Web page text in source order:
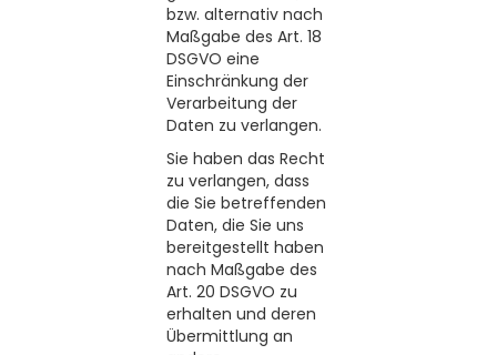
bzw. alternativ nach
Maßgabe des Art. 18
DSGVO eine
Einschränkung der
Verarbeitung der
Daten zu verlangen.
Sie haben das Recht
zu verlangen, dass
die Sie betreffenden
Daten, die Sie uns
bereitgestellt haben
nach Maßgabe des
Art. 20 DSGVO zu
erhalten und deren
Übermittlung an